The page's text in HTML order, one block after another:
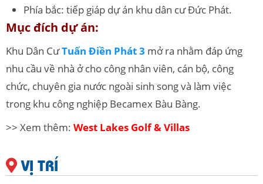
Phía bắc: tiếp giáp dự án khu dân cư Đức Phát.
Mục đích dự án:
Khu Dân CưTuấn Điền Phát 3 mở ra nhằm đáp ứng
nhu cầu về nhà ở cho công nhân viên, cán bộ, công
chức, chuyên gia nước ngoài sinh song và làm việc
trong khu công nghiệp Becamex Bàu Bàng.
>> Xem thêm: West Lakes Golf & Villas
VỊ TRÍ